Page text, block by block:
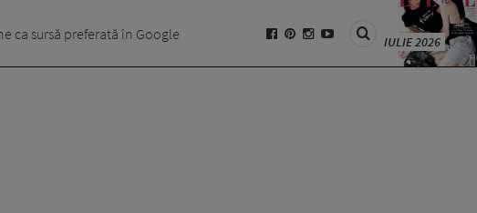
ca sursă preferată în Google IULIE 2026